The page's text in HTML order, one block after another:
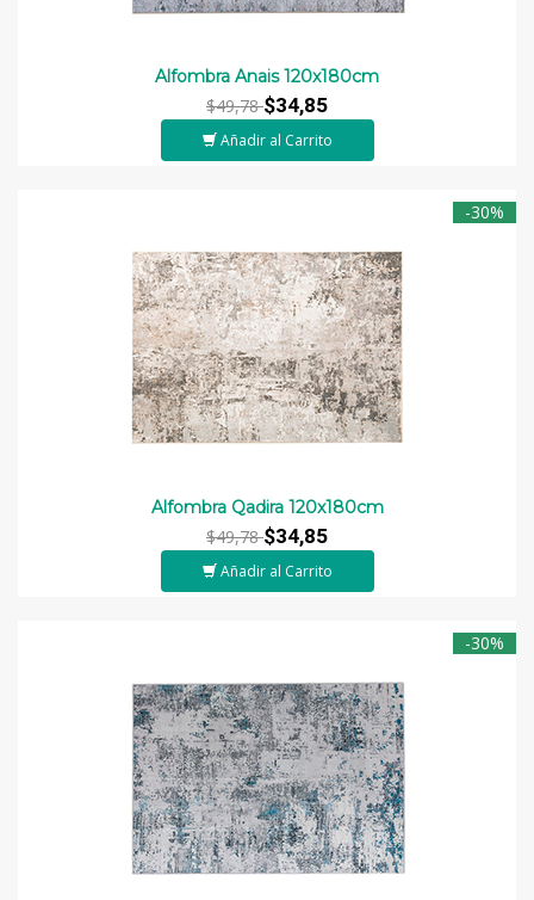
Alfombra Anais 120x180cm
$49,78$34,85
Añadir al Carrito
-30%
Alfombra Qadira 120x180cm
$49,78$34,85
Añadir al Carrito
-30%